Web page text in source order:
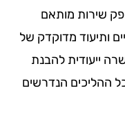
מותאם
מדוקדק של
להבנת
הנדרשים